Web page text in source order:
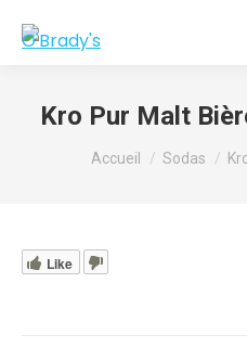
Kro Pur Malt
Vous êtes ici :
Accueil Sodas
Like